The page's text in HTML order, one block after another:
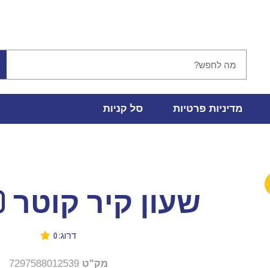
מדיניות פרטיות סל קניות
שעון קיר קוטר 40 ס"מ
דרוג: 0
מק"ט 7297588012539